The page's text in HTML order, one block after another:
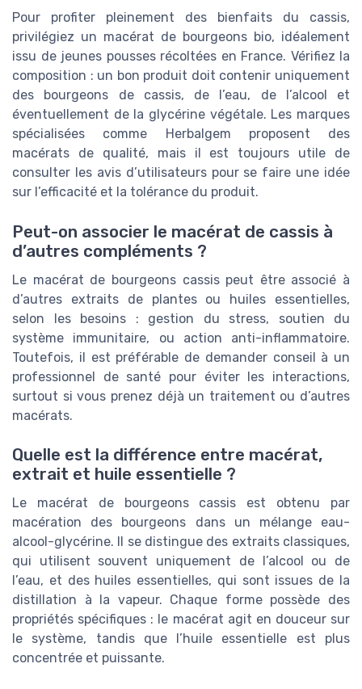
Pour profiter pleinement des bienfaits du cassis,
privilégiez un macérat de bourgeons bio, idéalement
issu de jeunes pousses récoltées en France. Vérifiez la
composition : un bon produit doit contenir uniquement
des bourgeons de cassis, de l’eau, de l’alcool et
éventuellement de la glycérine végétale. Les marques
spécialisées comme Herbalgem proposent des
macérats de qualité, mais il est toujours utile de
consulter les avis d’utilisateurs pour se faire une idée
sur l’efficacité et la tolérance du produit.
Peut-on associer le macérat de cassis à
d’autres compléments ?
Le macérat de bourgeons cassis peut être associé à
d’autres extraits de plantes ou huiles essentielles,
selon les besoins : gestion du stress, soutien du
système immunitaire, ou action anti-inflammatoire.
Toutefois, il est préférable de demander conseil à un
professionnel de santé pour éviter les interactions,
surtout si vous prenez déjà un traitement ou d’autres
macérats.
Quelle est la différence entre macérat,
extrait et huile essentielle ?
Le macérat de bourgeons cassis est obtenu par
macération des bourgeons dans un mélange eau-
alcool-glycérine. Il se distingue des extraits classiques,
qui utilisent souvent uniquement de l’alcool ou de
l’eau, et des huiles essentielles, qui sont issues de la
distillation à la vapeur. Chaque forme possède des
propriétés spécifiques : le macérat agit en douceur sur
le système, tandis que l’huile essentielle est plus
concentrée et puissante.